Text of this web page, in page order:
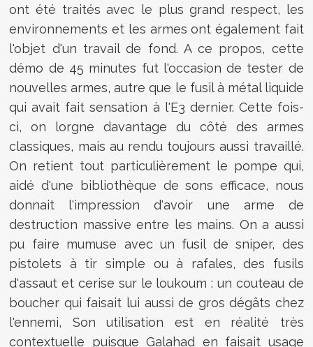
ont été traités avec le plus grand respect, les
environnements et les armes ont également fait
l'objet d'un travail de fond. A ce propos, cette
démo de 45 minutes fut l'occasion de tester de
nouvelles armes, autre que le fusil à métal liquide
qui avait fait sensation à l'E3 dernier. Cette fois-
ci, on lorgne davantage du côté des armes
classiques, mais au rendu toujours aussi travaillé.
On retient tout particulièrement le pompe qui,
aidé d'une bibliothèque de sons efficace, nous
donnait l'impression d'avoir une arme de
destruction massive entre les mains. On a aussi
pu faire mumuse avec un fusil de sniper, des
pistolets à tir simple ou à rafales, des fusils
d'assaut et cerise sur le loukoum : un couteau de
boucher qui faisait lui aussi de gros dégâts chez
l'ennemi, Son utilisation est en réalité très
contextuelle puisque Galahad en faisait usage